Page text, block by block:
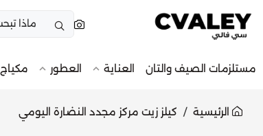
مستلزمات الصيف والتان العناية العطور مكياج
الرئيسية كيلز زيت مركز مجدد النضارة اليومي